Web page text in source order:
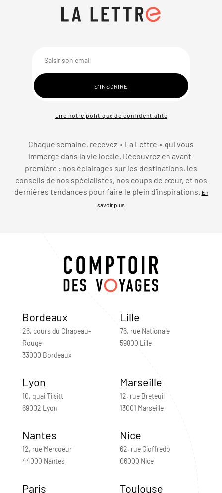
Lire notre politique de confidentialité
Chaque semaine, recevez « La Lettre » qui vous
immerge dans la vie locale. Découvrez en avant-
première : nos éclairages sur les destinations, les
conseils de nos spécialistes, nos coups de cœur, et nos
dernières tendances pour faire le plein d’inspirations.
En
savoir plus
Bordeaux
26, cours du Chapeau-
Rouge
33000 Bordeaux
Lille
76, rue Nationale
59800 Lille
Lyon
10, quai Tilsitt
69002 Lyon
Marseille
12, rue Breteuil
13001 Marseille
Nantes
12, rue Mercoeur
44000 Nantes
Nice
62, rue Gioffredo
06000 Nice
Paris Toulouse